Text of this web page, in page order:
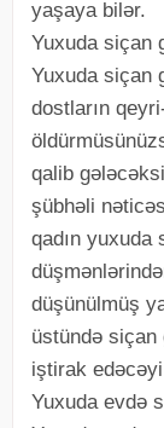
yaşaya bilər.
Yuxuda siçan
Yuxuda siçan
dostların
qalib
şübhəli
qadın yuxuda
düşünülmüş
üstündə siçan
iştirak
Yuxuda evdə